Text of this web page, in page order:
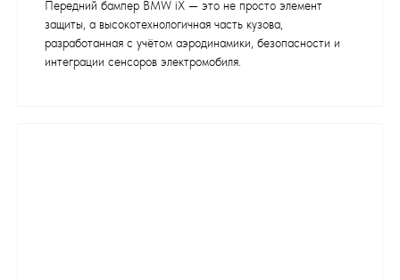
Передний бампер BMW iX — это не просто элемент
защиты, а высокотехнологичная часть кузова,
разработанная с учётом аэродинамики, безопасности и
интеграции сенсоров электромобиля.